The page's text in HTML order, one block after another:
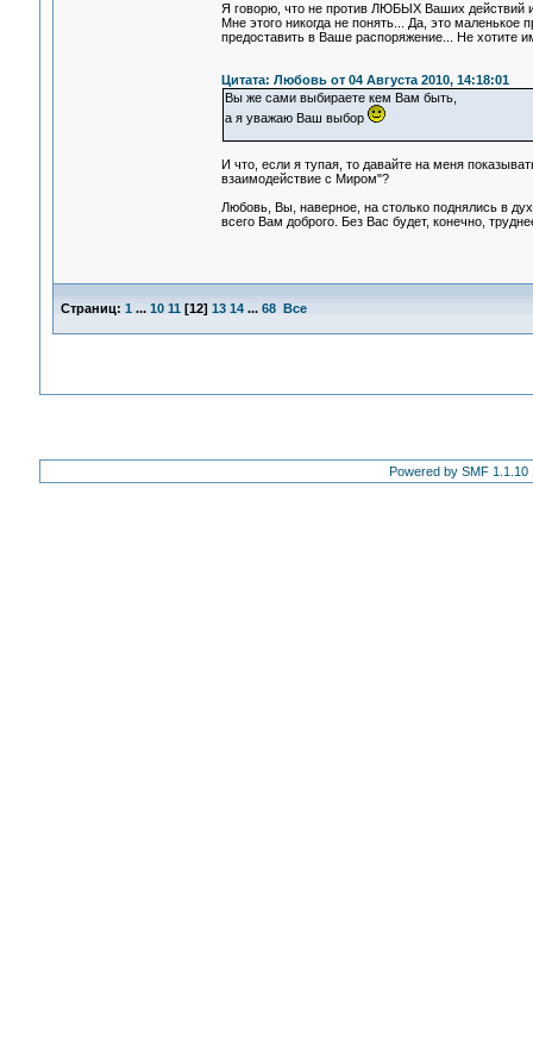
Я говорю, что не против ЛЮБЫХ Ваших действий
Мне этого никогда не понять... Да, это маленькое
предоставить в Ваше распоряжение... Не хотите
Цитата: Любовь от 04 Августа 2010, 14:18:01
Вы же сами выбираете кем Вам быть,
а я уважаю Ваш выбор
И что, если я тупая, то давайте на меня
взаимодействие с Миром"?
Любовь, Вы, наверное, на столько поднялись в
всего Вам доброго. Без Вас будет, конечно,
Страниц: 1 ... 10 11 [12] 13 14 ... 68 Все
Powered by SMF 1.1.10